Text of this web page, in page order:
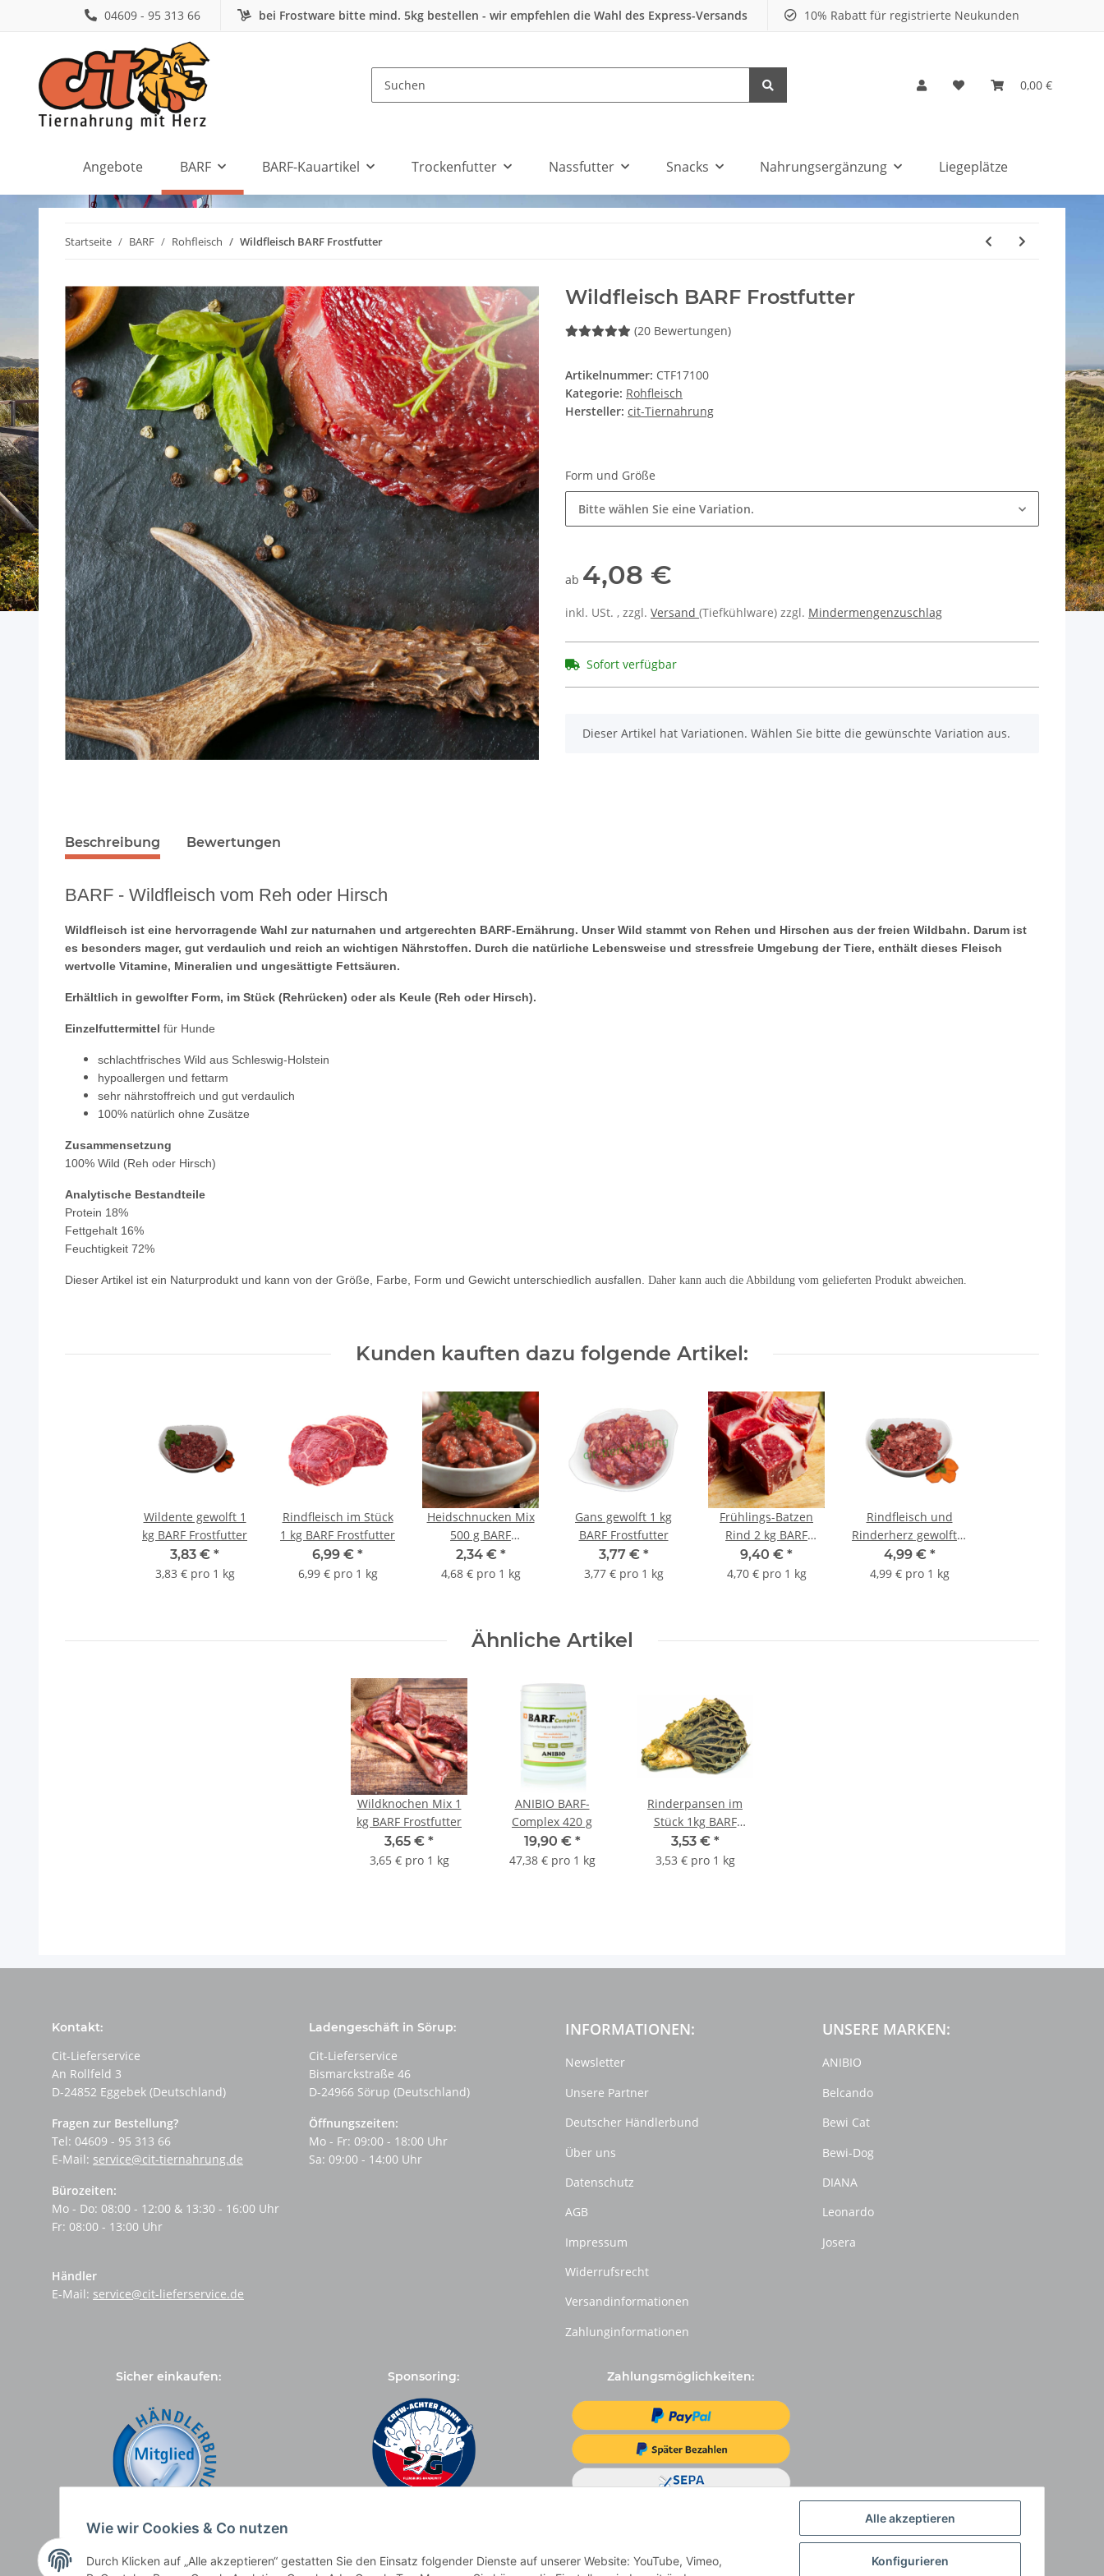
04609 - 95 313 66 bei Frostware bitte mind. 5kg bestellen - wir empfehlen die Wahl des Express-Versands 10% Rabatt für registrierte Neukunden
0,00 €
Angebote BARF BARF-Kauartikel Trockenfutter Nassfutter Snacks Nahrungsergänzung Liegeplätze
Startseite BARF Rohfleisch Wildfleisch BARF Frostfutter
Wildfleisch BARF Frostfutter
(20 Bewertungen)
Artikelnummer: CTF17100
Kategorie: Rohfleisch
Hersteller: cit-Tiernahrung
Form und Größe
Bitte wählen Sie eine Variation.
ab 4,08 €
inkl. USt. , zzgl. Versand (Tiefkühlware) zzgl. Mindermengenzuschlag
Sofort verfügbar
x
Dieser Artikel hat Variationen. Wählen Sie bitte die gewünschte Variation aus.
Beschreibung Bewertungen
BARF - Wildfleisch vom Reh oder Hirsch
Wildfleisch ist eine hervorragende Wahl zur naturnahen und artgerechten BARF-Ernährung. Unser Wild stammt von Rehen und Hirschen aus der freien Wildbahn. Darum ist
es besonders mager, gut verdaulich und reich an wichtigen Nährstoffen. Durch die natürliche Lebensweise und stressfreie Umgebung der Tiere, enthält dieses Fleisch
wertvolle Vitamine, Mineralien und ungesättigte Fettsäuren.
Erhältlich in gewolfter Form, im Stück (Rehrücken) oder als Keule (Reh oder Hirsch).
Einzelfuttermittel für Hunde
schlachtfrisches Wild aus Schleswig-Holstein
hypoallergen und fettarm
sehr nährstoffreich und gut verdaulich
100% natürlich ohne Zusätze
Zusammensetzung
100% Wild (Reh oder Hirsch)
Analytische Bestandteile
Protein 18%
Fettgehalt 16%
Feuchtigkeit 72%
Dieser Artikel ist ein Naturprodukt und kann von der Größe, Farbe, Form und Gewicht unterschiedlich ausfallen. Daher kann auch die Abbildung vom gelieferten Produkt abweichen.
Kunden kauften dazu folgende Artikel:
Wildente gewolft 1
kg BARF Frostfutter
3,83 € *
3,83 € pro 1 kg
Rindfleisch im Stück
1 kg BARF Frostfutter
6,99 € *
6,99 € pro 1 kg
Heidschnucken Mix
500 g BARF
Frostfutter
2,34 € *
4,68 € pro 1 kg
Gans gewolft 1 kg
BARF Frostfutter
3,77 € *
3,77 € pro 1 kg
Frühlings-Batzen
Rind 2 kg BARF
Frostfutter
9,40 € *
4,70 € pro 1 kg
Rindfleisch und
Rinderherz gewolft 1
kg BARF Frostfutter
4,99 € *
4,99 € pro 1 kg
Ähnliche Artikel
Wildknochen Mix 1
kg BARF Frostfutter
3,65 € *
3,65 € pro 1 kg
ANIBIO BARF-
Complex 420 g
19,90 € *
47,38 € pro 1 kg
Rinderpansen im
Stück 1kg BARF
Frostfutter
3,53 € *
3,53 € pro 1 kg
Kontakt:
Cit-Lieferservice
An Rollfeld 3
D-24852 Eggebek (Deutschland)
Fragen zur Bestellung?
Tel: 04609 - 95 313 66
E-Mail: service@cit-tiernahrung.de
Bürozeiten:
Mo - Do: 08:00 - 12:00 & 13:30 - 16:00 Uhr
Fr: 08:00 - 13:00 Uhr
Händler
E-Mail: service@cit-lieferservice.de
Ladengeschäft in Sörup:
Cit-Lieferservice
Bismarckstraße 46
D-24966 Sörup (Deutschland)
Öffnungszeiten:
Mo - Fr: 09:00 - 18:00 Uhr
Sa: 09:00 - 14:00 Uhr
INFORMATIONEN:
Newsletter
Unsere Partner
Deutscher Händlerbund
Über uns
Datenschutz
AGB
Impressum
Widerrufsrecht
Versandinformationen
Zahlunginformationen
UNSERE MARKEN:
ANIBIO
Belcando
Bewi Cat
Bewi-Dog
DIANA
Leonardo
Josera
Sicher einkaufen: Sponsoring: Zahlungsmöglichkeiten:
Wie wir Cookies & Co nutzen
Durch Klicken auf „Alle akzeptieren“ gestatten Sie den Einsatz folgender Dienste auf unserer Website: YouTube, Vimeo,
Alle akzeptieren
Konfigurieren